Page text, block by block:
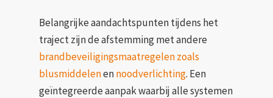
Belangrijke aandachtspunten tijdens het
traject zijn de afstemming met andere
brandbeveiligingsmaatregelen zoals
blusmiddelenennoodverlichting. Een
geïntegreerde aanpak waarbij alle systemen